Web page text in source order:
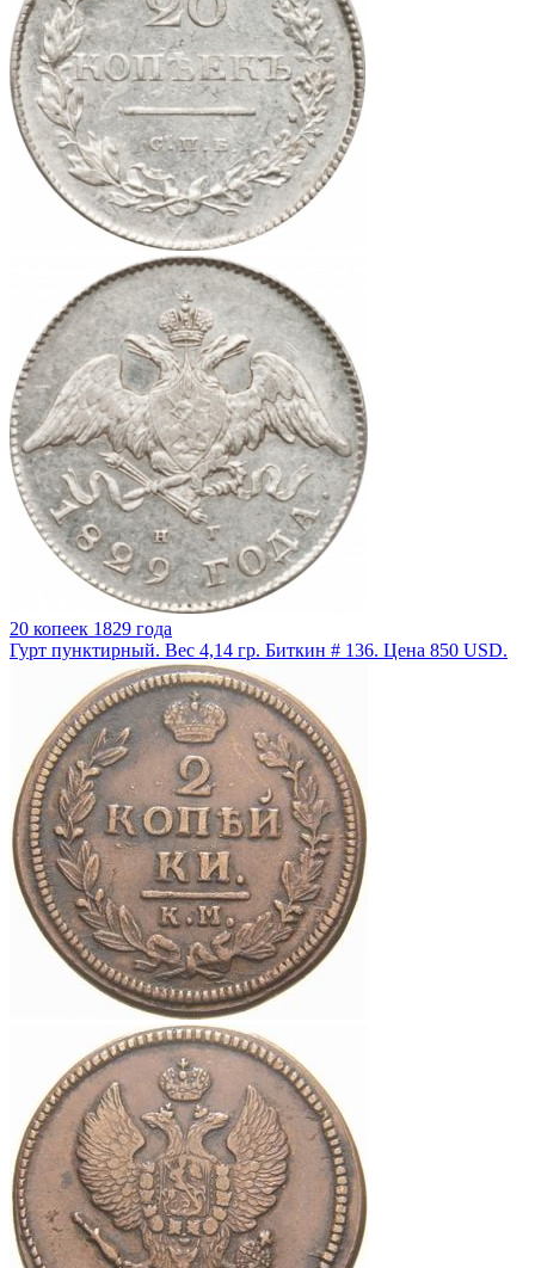
20 копеек 1829 года
Гурт пунктирный. Вес 4,14 гр. Биткин # 136. Цена 850 USD.